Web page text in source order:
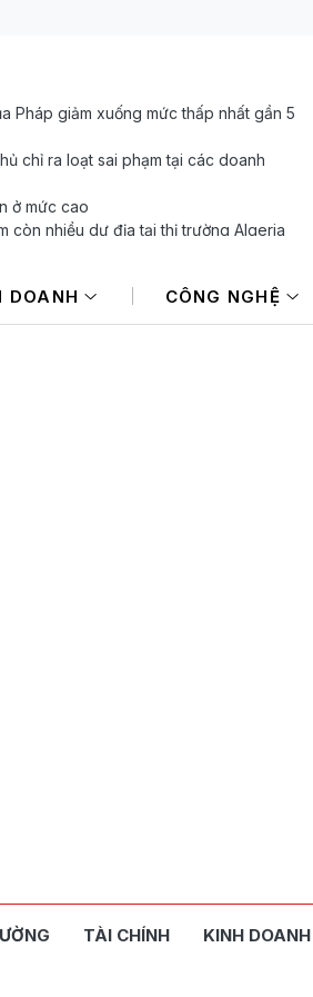
Pháp giảm xuống mức thấp nhất gần 5
chỉ ra loạt sai phạm tại các doanh
ở mức cao
còn nhiều dư địa tại thị trường Algeria
động vốn trong bối cảnh lợi nhuận đi lùi
DOANH CÔNG NGHỆ
TÀI CHÍNH KINH DOANH